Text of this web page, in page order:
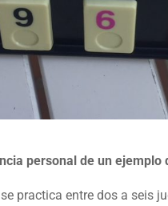
personal de un
practica entre dos a seis